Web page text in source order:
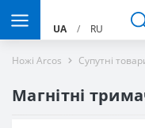
UA / RU
Ножі Arcos Супутні
Магнітні